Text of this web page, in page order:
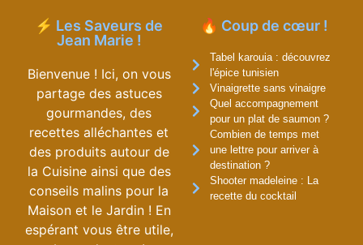
⚡ Les Saveurs de
Jean Marie !
Bienvenue ! Ici, on vous
partage des astuces
gourmandes, des
recettes alléchantes et
des produits autour de
la Cuisine ainsi que des
conseils malins pour la
Maison et le Jardin ! En
espérant vous être utile,
🔥 Coup de cœur !
Tabel karouia : découvrez
l'épice tunisien
Vinaigrette sans vinaigre
Quel accompagnement
pour un plat de saumon ?
Combien de temps met
une lettre pour arriver à
destination ?
Shooter madeleine : La
recette du cocktail